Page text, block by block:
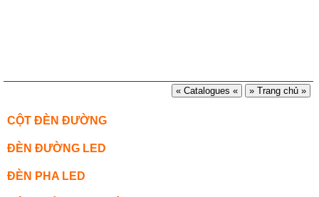
« Catalogues « » Trang chủ »
CỘT ĐÈN ĐƯỜNG
ĐÈN ĐƯỜNG LED
ĐÈN PHA LED